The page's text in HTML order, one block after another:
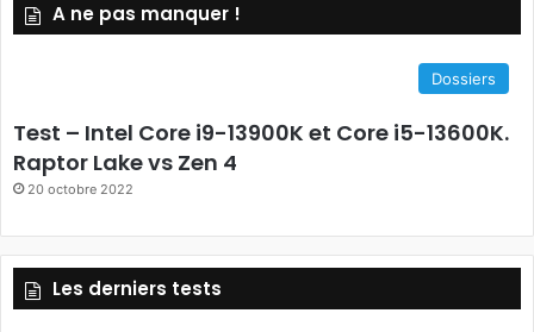
A ne pas manquer !
Dossiers
Test – Intel Core i9-13900K et Core i5-13600K.
Raptor Lake vs Zen 4
20 octobre 2022
Les derniers tests